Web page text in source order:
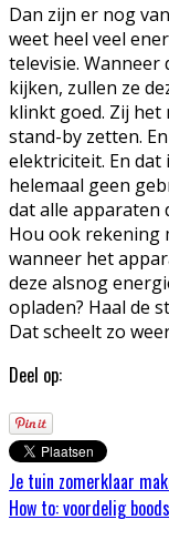
Dan zijn er nog
weet heel veel
televisie. Wanneer
kijken, zullen ze
klinkt goed. Zij het
stand-by zetten.
elektriciteit. En
helemaal geen
dat alle apparaten
Hou ook rekening
wanneer het
deze alsnog
opladen? Haal de
Dat scheelt zo
Deel op:
Je tuin zomerklaar
How to: voordelig